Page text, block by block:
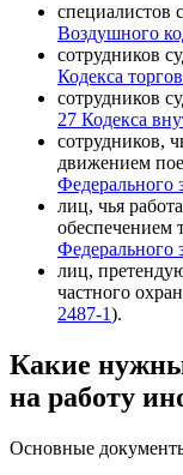
специалистов
Воздушного
сотрудников
Кодекса
сотрудников
27 Кодекса
сотрудников,
движением
Федерального
лиц, чья
обеспечением
Федерального
лиц,
частного
2487-1).
Какие
на работу
Основные